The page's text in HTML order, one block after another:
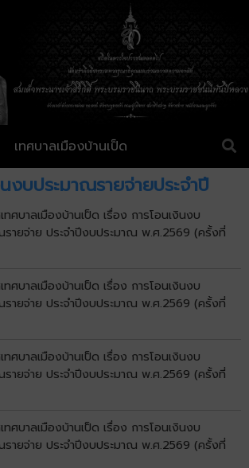
เทศบาลเมืองบ้านเป็ด
งบประมาณรายจ่ายประจำปี
ทศบาลเมืองบ้านเป็ด เรื่อง การโอนเงินงบ
รายจ่าย ประจำปีงบประมาณ พ.ศ.2569 (ครั้งที่
ทศบาลเมืองบ้านเป็ด เรื่อง การโอนเงินงบ
รายจ่าย ประจำปีงบประมาณ พ.ศ.2569 (ครั้งที่
ทศบาลเมืองบ้านเป็ด เรื่อง การโอนเงินงบ
รายจ่าย ประจำปีงบประมาณ พ.ศ.2569 (ครั้งที่
ทศบาลเมืองบ้านเป็ด เรื่อง การโอนเงินงบ
รายจ่าย ประจำปีงบประมาณ พ.ศ.2569 (ครั้งที่